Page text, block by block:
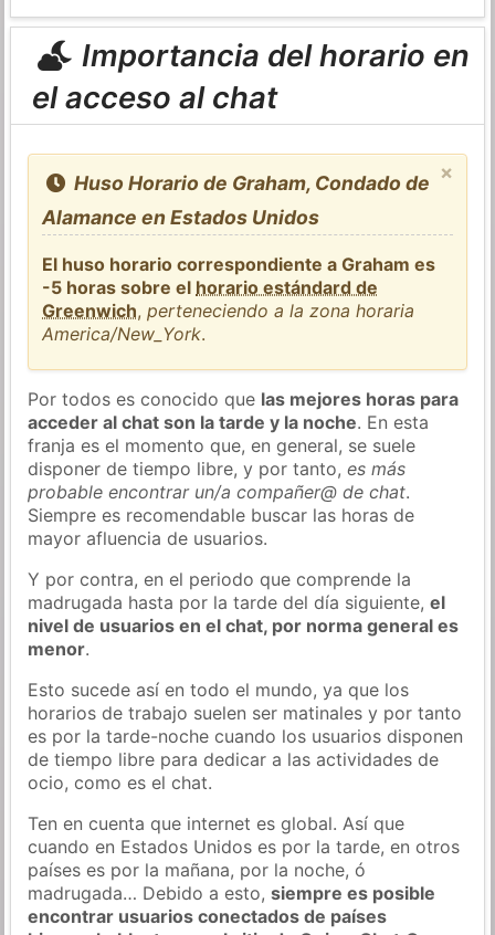
Importancia del horario en
el acceso al chat
×
Huso Horario de Graham, Condado de
Alamance en Estados Unidos
El huso horario correspondiente a Graham es
-5 horas sobre el horario estándard de
Greenwich,perteneciendo a la zona horaria
America/New_York.
Por todos es conocido que las mejores horas para
acceder al chat son la tarde y la noche. En esta
franja es el momento que, en general, se suele
disponer de tiempo libre, y por tanto,es más
probable encontrar un/a compañer@ de chat.
Siempre es recomendable buscar las horas de
mayor afluencia de usuarios.
Y por contra, en el periodo que comprende la
madrugada hasta por la tarde del día siguiente,el
nivel de usuarios en el chat, por norma general es
menor.
Esto sucede así en todo el mundo, ya que los
horarios de trabajo suelen ser matinales y por tanto
es por la tarde-noche cuando los usuarios disponen
de tiempo libre para dedicar a las actividades de
ocio, como es el chat.
Ten en cuenta que internet es global. Así que
cuando en Estados Unidos es por la tarde, en otros
países es por la mañana, por la noche, ó
madrugada… Debido a esto,siempre es posible
encontrar usuarios conectados de países